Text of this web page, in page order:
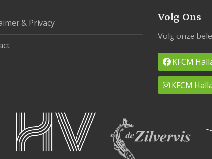
& Privacy Volg Ons
Volg onze
KFCM
KFCM